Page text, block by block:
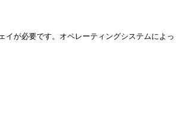
が必要です。オペレーティングシステムによっ